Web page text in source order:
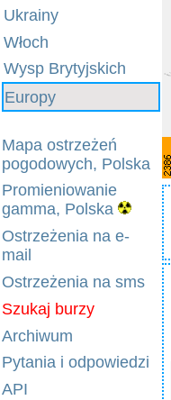
Ukrainy
Włoch
Wysp Brytyjskich
Europy
Mapa ostrzeżeń
pogodowych, Polska
Promieniowanie
gamma, Polska
Ostrzeżenia na e-
mail
Ostrzeżenia na sms
Szukaj burzy
Archiwum
Pytania i odpowiedzi
API